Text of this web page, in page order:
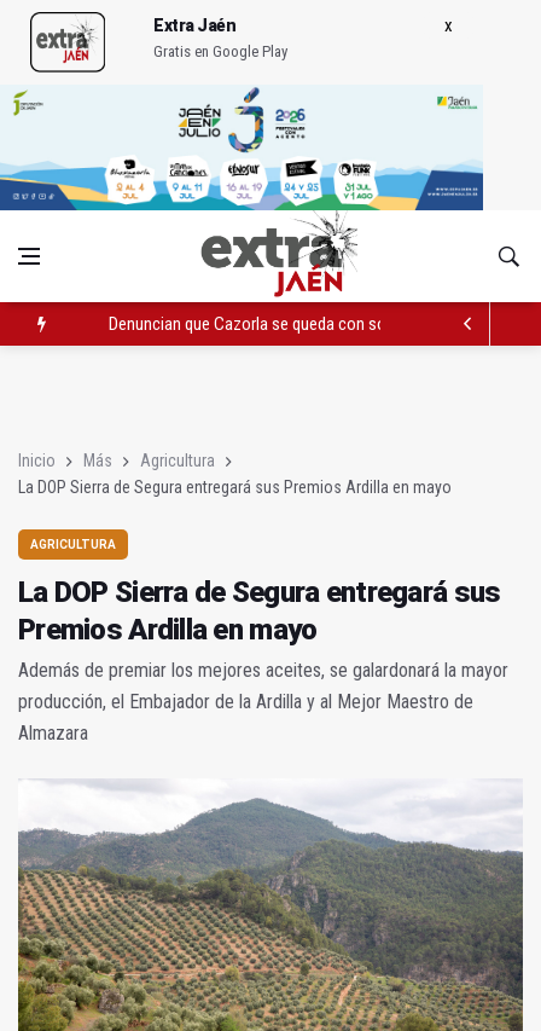
Extra Jaén
Gratis en Google Play
Denuncian que Cazorla se queda con solo dos bomberos por
Inicio Más
Agricultura
La DOP Sierra de Segura entregará sus Premios Ardilla en mayo
AGRICULTURA
La DOP Sierra de Segura entregará sus
Premios Ardilla en mayo
Además de premiar los mejores aceites, se galardonará la mayor
producción, el Embajador de la Ardilla y al Mejor Maestro de
Almazara